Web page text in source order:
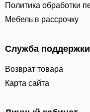
Политика обработки
Мебель в рассрочку
Служба поддержки
Возврат товара
Карта сайта